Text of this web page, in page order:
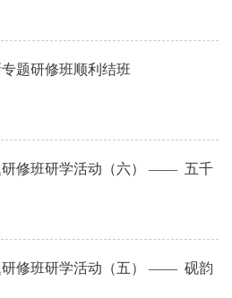
题研修班顺利结班
研修班研学活动（六） ——  五千
研修班研学活动（五） ——  砚韵